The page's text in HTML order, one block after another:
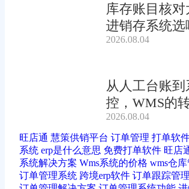
库存账目核对
进销存系统选
动?
2026.08.04
从人工台账到
控，WMS的
多大?
2026.08.04
旺店通 慧策供销平台 订单管理 打单软
系统 erp是什么意思 免费打单软件 旺店
系统解决方案 Wms系统的价格 wms仓
订单管理系统 跨境erp软件 订单跟踪管理